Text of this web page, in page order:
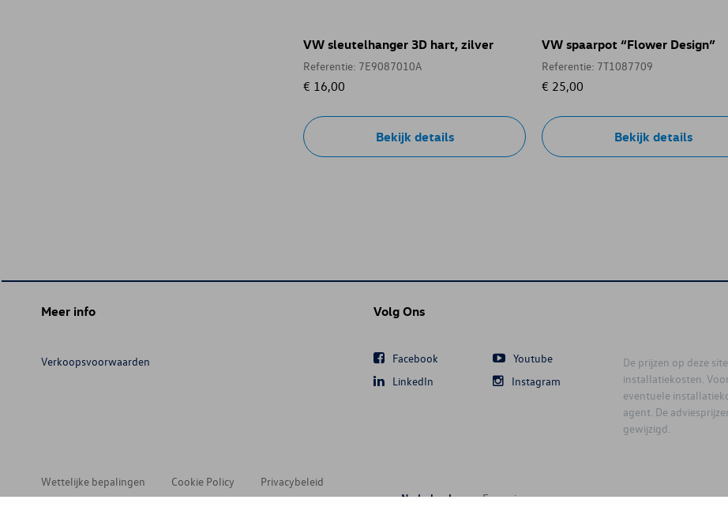
VW sleutelhanger 3D hart, zilver
Referentie: 7E9087010A
€ 16,00
Bekijk details
VW spaarpot “Flower Design”
Referentie: 7T1087709
€ 25,00
Bekijk details
Meer info
Verkoopsvoorwaarden
Volg Ons
Facebook
Youtube
LinkedIn
Instagram
De prijzen op deze
installatiekosten.
eventuele
agent. De
gewijzigd.
Wettelijke bepalingen Cookie Policy
Privacybeleid
Nederlands
Français